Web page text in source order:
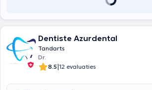
Dentiste Azurdental
Tandarts
Dr.
8.5|12 evaluaties